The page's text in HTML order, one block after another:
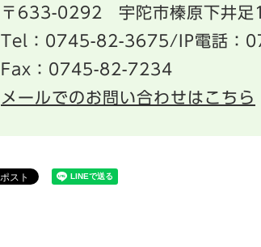
〒633-0292
宇陀市榛原下井
Tel：0745-82-3675/IP電話：
Fax：0745-82-7234
メールでのお問い合わせはこちら